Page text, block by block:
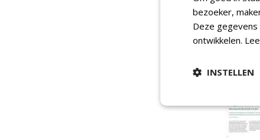
bezoeker,
Deze
ontwikkelen.
INSTELLEN